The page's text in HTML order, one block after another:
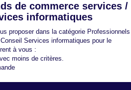
de commerce services /
informatiques
proposer dans la catégorie Professionnels
Services informatiques pour le
à vous :
moins de critères.